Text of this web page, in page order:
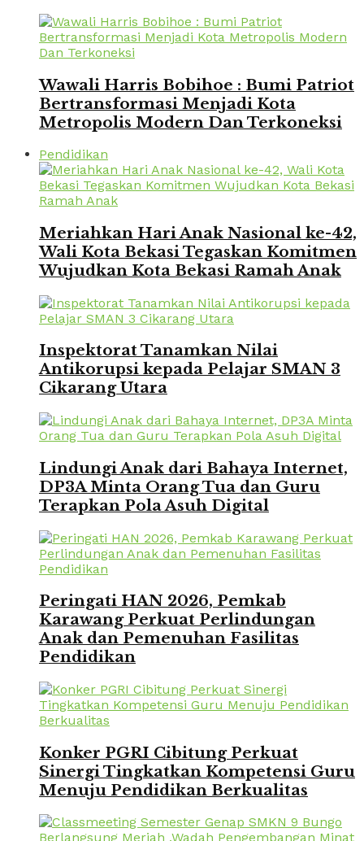
Wawali Harris Bobihoe : Bumi Patriot
Bertransformasi Menjadi Kota
Metropolis Modern Dan Terkoneksi
Pendidikan
Meriahkan Hari Anak Nasional ke-42,
Wali Kota Bekasi Tegaskan Komitmen
Wujudkan Kota Bekasi Ramah Anak
Inspektorat Tanamkan Nilai
Antikorupsi kepada Pelajar SMAN 3
Cikarang Utara
Lindungi Anak dari Bahaya Internet,
DP3A Minta Orang Tua dan Guru
Terapkan Pola Asuh Digital
Peringati HAN 2026, Pemkab
Karawang Perkuat Perlindungan
Anak dan Pemenuhan Fasilitas
Pendidikan
Konker PGRI Cibitung Perkuat
Sinergi Tingkatkan Kompetensi Guru
Menuju Pendidikan Berkualitas